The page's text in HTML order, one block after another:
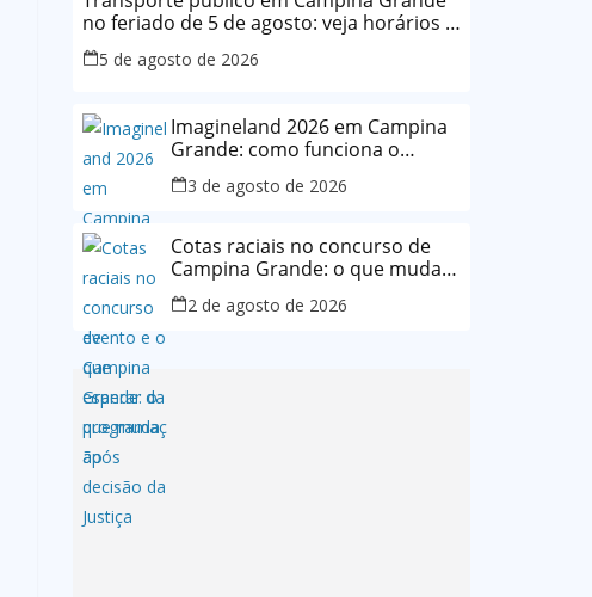
no feriado de 5 de agosto: veja horários e
o que muda
5 de agosto de 2026
Imagineland 2026 em Campina
Grande: como funciona o
evento e o que esperar da
programação
3 de agosto de 2026
Cotas raciais no concurso de
Campina Grande: o que muda
após decisão da Justiça
2 de agosto de 2026